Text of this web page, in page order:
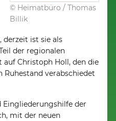
© Heimatbüro / Thomas
Billik
ist sie als
der regionalen
Christoph Holl, den die
verabschiedet
der
mit der neuen